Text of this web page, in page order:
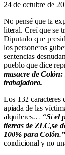
24 de octubre de
No pensé que la
literal. Creí que se
Diputado que
los personeros
sentencias
pueblo que dice
masacre de
trabajadora.
Los 132 caracteres
apiada de las
alquileres… “Si el
tierras de ZLC,se
100% para Colón.”
condicional y no